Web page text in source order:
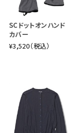
SCドットオンハンド
カバー
¥3,520（税込）